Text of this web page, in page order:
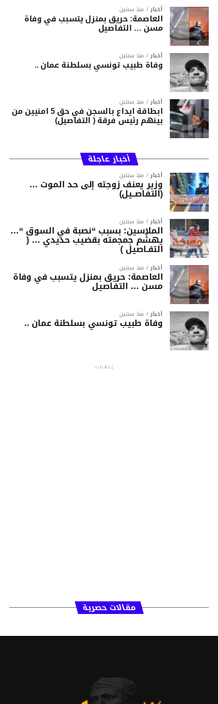
أخبار منذ سنتين
العاصمة: حريق بمنزل يتسبب في وفاة
مسن … التفاصيل
أخبار منذ سنتين
وفاة طبيب تونسي بسلطنة عمان ..
أخبار منذ سنتين
ابطاقة ايداع بالسجن في حق 5 امنيين من
بينهم رئيس فرقة ( التفاصيل)
أخبار عاجلة
أخبار منذ سنتين
وزير يعنف زوجته إلى حد الموت …
(التفاصــيل)
أخبار منذ سنتين
الملاسين: بسبب “نصبة في السوق “…
يهشّم جمجمته بقضيب حديدي … (
التفـاصيل )
أخبار منذ سنتين
العاصمة: حريق بمنزل يتسبب في وفاة
مسن … التفاصيل
أخبار منذ سنتين
وفاة طبيب تونسي بسلطنة عمان ..
إعلانات
مقالات حصرية